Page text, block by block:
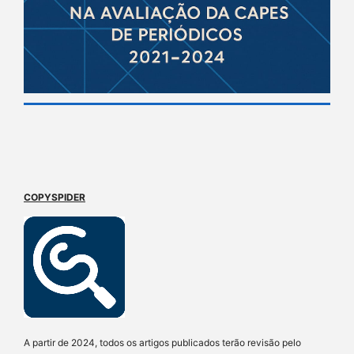
COPYSPIDER
A partir de 2024, todos os artigos publicados terão revisão pelo